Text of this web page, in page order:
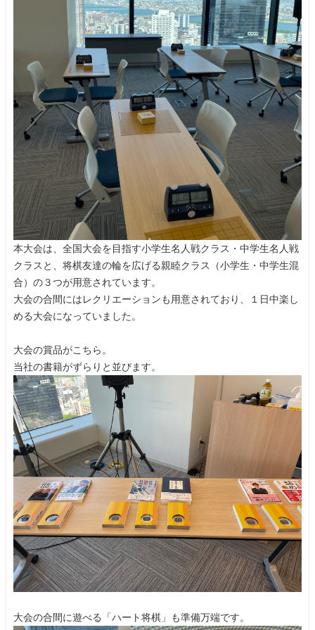
本大会は、全国大会を目指す小学生名人戦クラス・中学生名人戦
クラスと、将棋友達の輪を広げる親睦クラス（小学生・中学生混
合）の３つが用意されています。
大会の合間にはレクリエーションも用意されており、１日中楽し
める大会になっていました。
大会の賞品がこちら。
当社の書籍がずらりと並びます。
大会の合間に遊べる「ハート将棋」も準備万端です。